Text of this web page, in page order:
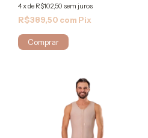
4xde R$102,50 sem juros
R$389,50 com Pix
Comprar